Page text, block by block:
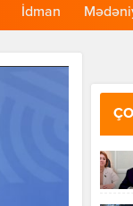
İdman